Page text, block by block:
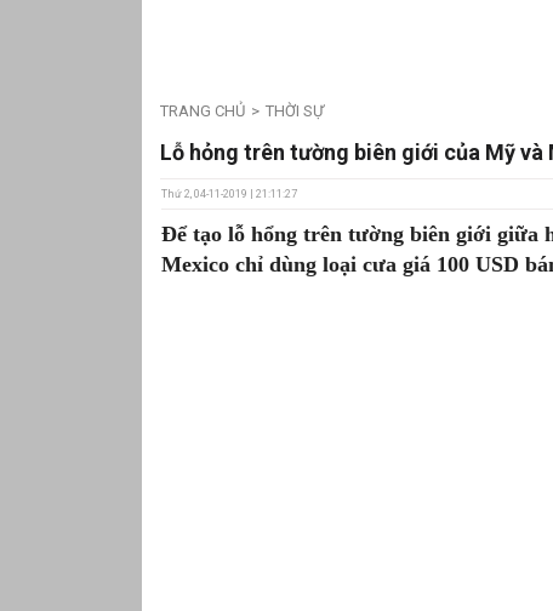
TRANG CHỦ THỜI SỰ
Lỗ hỏng trên tường biên giới của Mỹ và
Thứ 2, 04-11-2019 | 21:11:27
Để tạo lỗ hổng trên tường biên giới giữa
Mexico chỉ dùng loại cưa giá 100 USD